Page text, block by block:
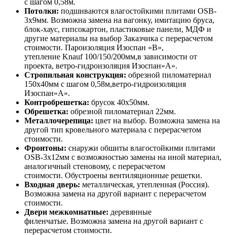
с шагом 0,58м.
Потолки: подшиваются влагостойкими плитами OSB-
3х9мм. Возможна замена на вагонку, имитацию бруса,
блок-хаус, гипсокартон, пластиковые панели, МДФ и
другие материалы на выбор Заказчика с перерасчетом
стоимости. Пароизоляция Изоспан «В»,
утепление Knauf 100/150/200мм,в зависимости от
проекта, ветро-гидроизоляция Изоспан»А».
Стропильная конструкция: обрезной пиломатериал
150х40мм с шагом 0,58м,ветро-гидроизоляция
Изоспан»А».
Контробрешетка: брусок 40х50мм.
Обрешетка: обрезной пиломатериал 22мм.
Металлочерепица: цвет на выбор. Возможна замена на
другой тип кровельного материала с перерасчетом
стоимости.
Фронтоны: снаружи обшиты влагостойкими плитами
OSB-3х12мм с возможностью замены на иной материал,
аналогичный стеновому, с перерасчетом
стоимости. Обустроены вентиляционные решетки.
Входная дверь: металлическая, утепленная (Россия).
Возможна замена на другой вариант с перерасчетом
стоимости.
Двери межкомнатные: деревянные
филенчатые. Возможна замена на другой вариант с
перерасчетом стоимости.